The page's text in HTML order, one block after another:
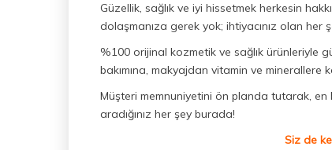
Güzellik, sağlık ve iyi hissetmek herkesin
dolaşmanıza gerek yok; ihtiyacınız olan her
%100 orijinal kozmetik ve sağlık ürünleriyle
bakımına, makyajdan vitamin ve
Müşteri memnuniyetini ön planda tutarak, en
aradığınız her şey burada!
Siz de